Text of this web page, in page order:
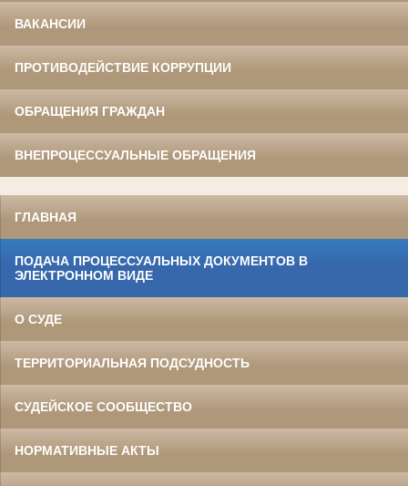
ВАКАНСИИ
ПРОТИВОДЕЙСТВИЕ КОРРУПЦИИ
ОБРАЩЕНИЯ ГРАЖДАН
ВНЕПРОЦЕССУАЛЬНЫЕ ОБРАЩЕНИЯ
ГЛАВНАЯ
ПОДАЧА ПРОЦЕССУАЛЬНЫХ ДОКУМЕНТОВ В
ЭЛЕКТРОННОМ ВИДЕ
О СУДЕ
ТЕРРИТОРИАЛЬНАЯ ПОДСУДНОСТЬ
СУДЕЙСКОЕ СООБЩЕСТВО
НОРМАТИВНЫЕ АКТЫ